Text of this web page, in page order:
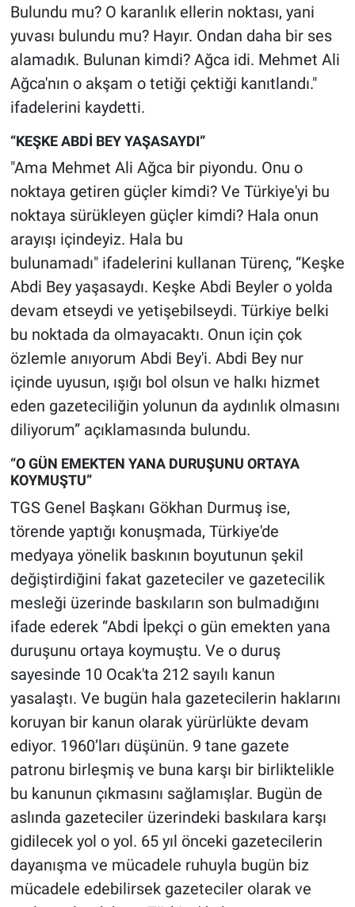
Bulundu mu? O karanlık ellerin noktası, yani
yuvası bulundu mu? Hayır. Ondan daha bir ses
alamadık. Bulunan kimdi? Ağca idi. Mehmet Ali
Ağca'nın o akşam o tetiği çektiği kanıtlandı."
ifadelerini kaydetti.
“KEŞKE ABDİ BEY YAŞASAYDI”
"Ama Mehmet Ali Ağca bir piyondu. Onu o
noktaya getiren güçler kimdi? Ve Türkiye'yi bu
noktaya sürükleyen güçler kimdi? Hala onun
arayışı içindeyiz. Hala bu
bulunamadı" ifadelerini kullanan Türenç, “Keşke
Abdi Bey yaşasaydı. Keşke Abdi Beyler o yolda
devam etseydi ve yetişebilseydi. Türkiye belki
bu noktada da olmayacaktı. Onun için çok
özlemle anıyorum Abdi Bey'i. Abdi Bey nur
içinde uyusun, ışığı bol olsun ve halkı hizmet
eden gazeteciliğin yolunun da aydınlık olmasını
diliyorum” açıklamasında bulundu.
“O GÜN EMEKTEN YANA DURUŞUNU ORTAYA
KOYMUŞTU”
TGS Genel Başkanı Gökhan Durmuş ise,
törende yaptığı konuşmada, Türkiye'de
medyaya yönelik baskının boyutunun şekil
değiştirdiğini fakat gazeteciler ve gazetecilik
mesleği üzerinde baskıların son bulmadığını
ifade ederek “Abdi İpekçi o gün emekten yana
duruşunu ortaya koymuştu. Ve o duruş
sayesinde 10 Ocak'ta 212 sayılı kanun
yasalaştı. Ve bugün hala gazetecilerin haklarını
koruyan bir kanun olarak yürürlükte devam
ediyor. 1960’ları düşünün. 9 tane gazete
patronu birleşmiş ve buna karşı bir birliktelikle
bu kanunun çıkmasını sağlamışlar. Bugün de
aslında gazeteciler üzerindeki baskılara karşı
gidilecek yol o yol. 65 yıl önceki gazetecilerin
dayanışma ve mücadele ruhuyla bugün biz
mücadele edebilirsek gazeteciler olarak ve